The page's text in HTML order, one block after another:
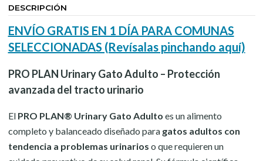
DESCRIPCIÓN
ENVÍO GRATIS EN 1 DÍA PARA COMUNAS
SELECCIONADAS (Revísalas pinchando aquí)
PRO PLAN Urinary Gato Adulto – Protección
avanzada del tracto urinario
El PRO PLAN® Urinary Gato Adulto es un alimento
completo y balanceado diseñado para gatos adultos con
tendencia a problemas urinarios o que requieren un